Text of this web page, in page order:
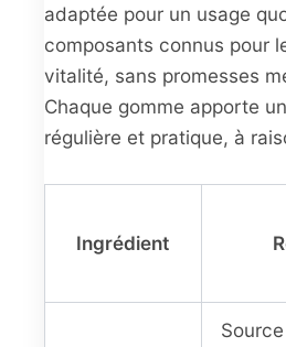
adaptée pour un usage
composants connus pour
vitalité, sans promesses
Chaque gomme apporte
régulière et pratique, à
Ingrédient
Source